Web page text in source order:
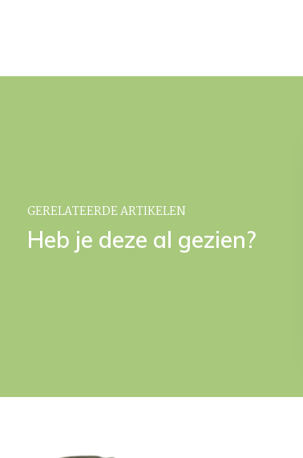
GERELATEERDE ARTIKELEN
Heb je deze al gezien?